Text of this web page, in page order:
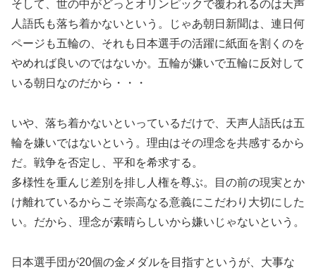
そして、世の中がどっとオリンピックで覆われるのは天声
人語氏も落ち着かないという。じゃあ朝日新聞は、連日何
ページも五輪の、それも日本選手の活躍に紙面を割くのを
やめれば良いのではないか。五輪が嫌いで五輪に反対して
いる朝日なのだから・・・
いや、落ち着かないといっているだけで、天声人語氏は五
輪を嫌いではないという。理由はその理念を共感するから
だ。戦争を否定し、平和を希求する。
多様性を重んじ差別を排し人権を尊ぶ。目の前の現実とか
け離れているからこそ崇高なる意義にこだわり大切にした
い。だから、理念が素晴らしいから嫌いじゃないという。
日本選手団が20個の金メダルを目指すというが、大事な